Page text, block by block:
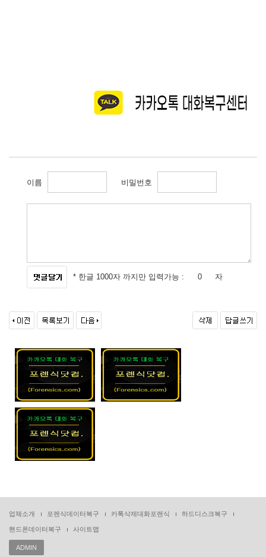
이름 비밀번호
* 한글 1000자 까지만 입력가능 : 자
업체소개 포렌식데이터복구 카톡삭제대화포렌식 하드디스크복구
핸드폰데이터복구 사이트맵
ADMIN